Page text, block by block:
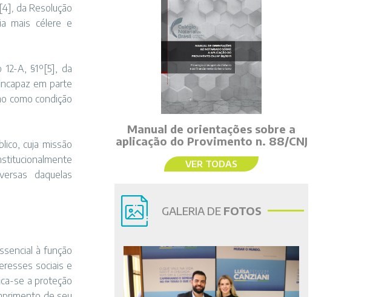
[4] , da Resolução
mais célere e
A, §1º [5] , da
em parte
como condição
cuja missão
daquelas
à função
sociais e
se a proteção
Manual de orientações sobre a
aplicação do Provimento n. 88/CNJ
VER TODAS
GALERIA DE FOTOS